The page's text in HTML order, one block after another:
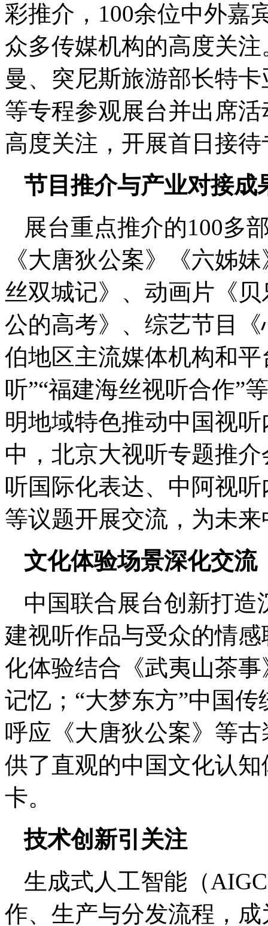
彩推介，100余位中外嘉
众多传媒机构的高度关
曼、突尼斯旅游部长特
等专程参观展台并出席
高度关注，开展首日接
节目推介与产业对接成
展台重点推介的100多
《大唐狄公案》《六姊
丝双城记》、动画片《
公的高考》、综艺节目
伯地区主流媒体机构和
听”“福建海丝视听合作”
明地域特色推动中国视
中，北京大视听专题推
听国际化表达、中阿视
等议题开展交流，为未
文化体验场景深化交流
中国联合展台创新打
建视听作品与受众的情
化体验结合《武夷山茶
记忆；“大梦东方”中国
呼应《大唐狄公案》等
供了直观的中国文化认
卡。
技术创新引关注
生成式人工智能（
作、生产与分发流程，